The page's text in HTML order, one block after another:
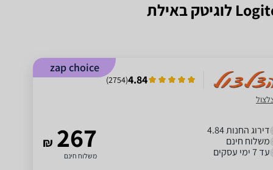
zap choice
4.84
(
2754
)
דירוג החנות 4.84
משלוח חינם
עד 7 ימי עסקים
₪ 267
משלוח חינם